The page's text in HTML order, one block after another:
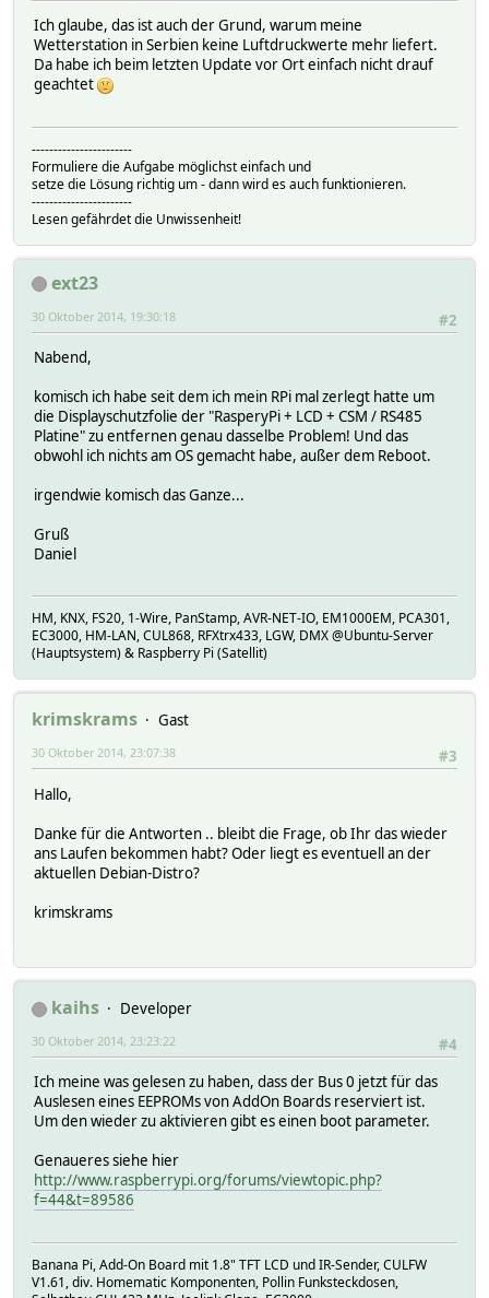
Ich glaube, das ist auch der Grund, warum meine
Wetterstation in Serbien keine Luftdruckwerte mehr liefert.
Da habe ich beim letzten Update vor Ort einfach nicht drauf
geachtet
-----------------------
Formuliere die Aufgabe möglichst einfach und
setze die Lösung richtig um - dann wird es auch funktionieren.
-----------------------
Lesen gefährdet die Unwissenheit!
ext23
#2
30 Oktober 2014, 19:30:18
Nabend,
komisch ich habe seit dem ich mein RPi mal zerlegt hatte um
die Displayschutzfolie der "RasperyPi + LCD + CSM / RS485
Platine" zu entfernen genau dasselbe Problem! Und das
obwohl ich nichts am OS gemacht habe, außer dem Reboot.
irgendwie komisch das Ganze...
Gruß
Daniel
HM, KNX, FS20, 1-Wire, PanStamp, AVR-NET-IO, EM1000EM, PCA301,
EC3000, HM-LAN, CUL868, RFXtrx433, LGW, DMX @Ubuntu-Server
(Hauptsystem) & Raspberry Pi (Satellit)
krimskrams
Gast
#3
30 Oktober 2014, 23:07:38
Hallo,
Danke für die Antworten .. bleibt die Frage, ob Ihr das wieder
ans Laufen bekommen habt? Oder liegt es eventuell an der
aktuellen Debian-Distro?
krimskrams
kaihs
Developer
#4
30 Oktober 2014, 23:23:22
Ich meine was gelesen zu haben, dass der Bus 0 jetzt für das
Auslesen eines EEPROMs von AddOn Boards reserviert ist.
Um den wieder zu aktivieren gibt es einen boot parameter.
Genaueres siehe hier
http://www.raspberrypi.org/forums/viewtopic.php?
f=44&t=89586
Banana Pi, Add-On Board mit 1.8" TFT LCD und IR-Sender, CULFW
V1.61, div. Homematic Komponenten, Pollin Funksteckdosen,